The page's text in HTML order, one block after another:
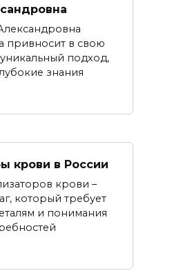
привносит в свою
подход,
знания
крови в России
крови –
который требует
и понимания